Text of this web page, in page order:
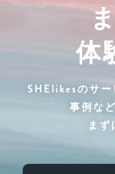
体
SHElikesのサ
事例な
まず